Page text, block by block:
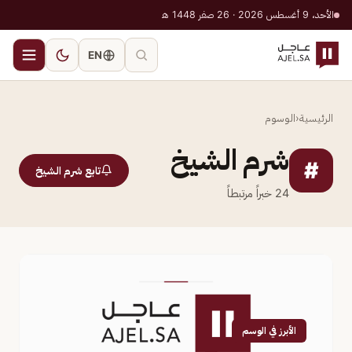
الأحد، 9 أغسطس 2026 · 26 صفر 1448 هـ
EN
الرئيسية‹الوسوم
# شرم الشيخ
24 خبراً مرتبطاً
تابع شرم الشيخ
الأبرز في الوسم